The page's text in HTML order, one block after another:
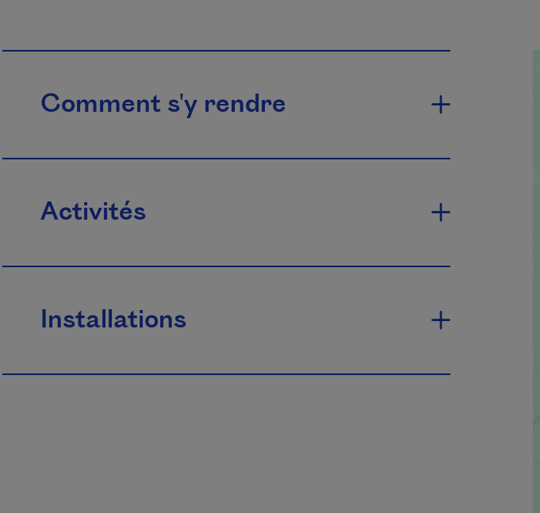
Comment s'y rendre
Activités
Installations